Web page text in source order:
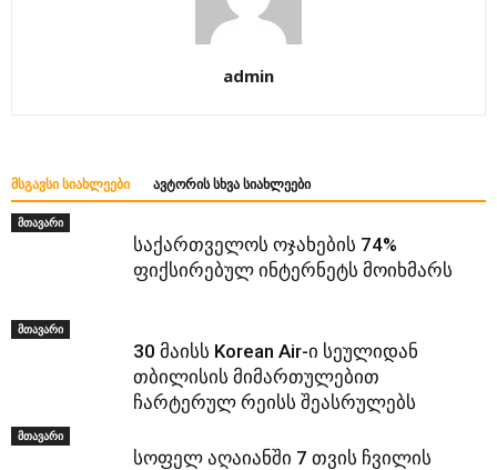
admin
ᲛᲡᲒᲐᲕᲡᲘ ᲡᲘᲐᲮᲚᲔᲔᲑᲘ ᲐᲕᲢᲝᲠᲘᲡ ᲡᲮᲕᲐ ᲡᲘᲐᲮᲚᲔᲔᲑᲘ
მთავარი
საქართველოს ოჯახების 74%
ფიქსირებულ ინტერნეტს მოიხმარს
მთავარი
30 მაისს Korean Air-ი სეულიდან
თბილისის მიმართულებით
ჩარტერულ რეისს შეასრულებს
მთავარი
სოფელ აღაიანში 7 თვის ჩვილის